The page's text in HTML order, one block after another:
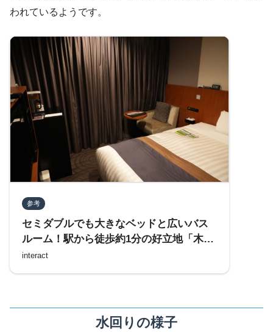
われているようです。
参考
セミダブルでも大きなベッドと広いバス
ルーム！駅から徒歩約1分の好立地「木更
津ワシントンホテル」に宿泊してみた
interact
水回りの様子